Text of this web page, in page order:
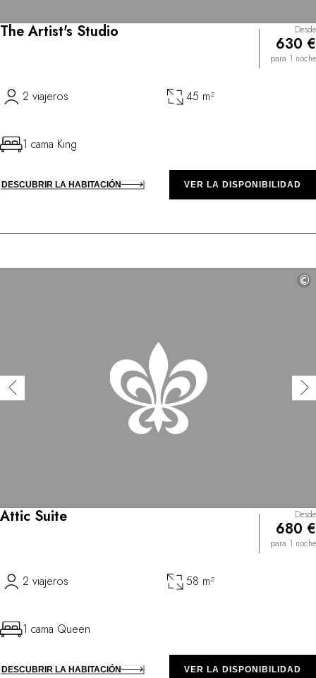
The Artist's Studio Desde
630 €
para 1 noche
2 viajeros 45 m²
1 cama King
DESCUBRIR LA HABITACIÓN VER LA DISPONIBILIDAD
©
Attic Suite Desde
680 €
para 1 noche
2 viajeros 58 m²
1 cama Queen
DESCUBRIR LA HABITACIÓN VER LA DISPONIBILIDAD